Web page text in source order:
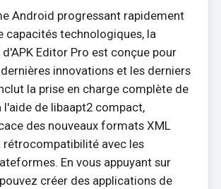
Android progressant rapidement
capacités technologiques, la
Editor Pro est conçue pour
innovations et les derniers
la prise en charge complète de
l'aide de libaapt2 compact,
des nouveaux formats XML
rétrocompatibilité avec les
En vous appuyant sur
pouvez créer des applications de